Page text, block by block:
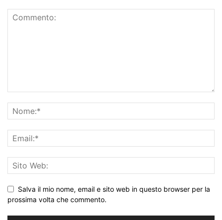
Salva il mio nome, email e sito web in questo browser per la
prossima volta che commento.